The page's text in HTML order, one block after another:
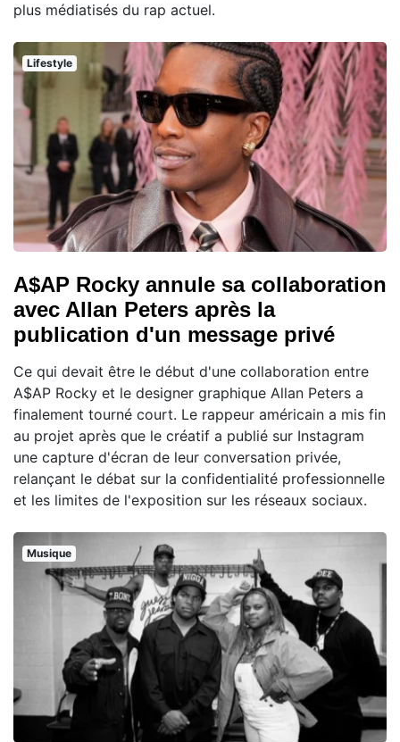
plus médiatisés du rap actuel.
Lifestyle
A$AP Rocky annule sa collaboration
avec Allan Peters après la
publication d'un message privé
Ce qui devait être le début d'une collaboration entre
A$AP Rocky et le designer graphique Allan Peters a
finalement tourné court. Le rappeur américain a mis fin
au projet après que le créatif a publié sur Instagram
une capture d'écran de leur conversation privée,
relançant le débat sur la confidentialité professionnelle
et les limites de l'exposition sur les réseaux sociaux.
Musique